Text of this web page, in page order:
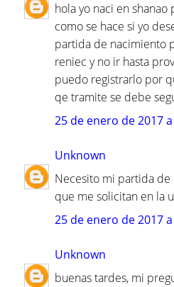
hola yo naci en
como se hace si yo
partida de nacimiento
reniec y no ir hasta
puedo registrarlo por
qe tramite se debe
25 de enero de 2017
Unknown
Necesito mi partida
que me solicitan en la
25 de enero de 2017
Unknown
buenas tardes, mi